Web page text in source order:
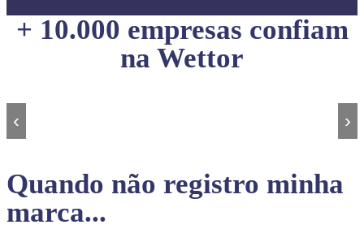
+ 10.000 empresas confiam
na Wettor
‹ ›
Quando não registro minha
marca...